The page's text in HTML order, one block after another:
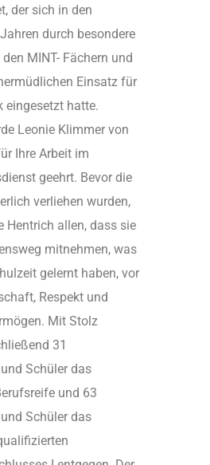
der sich in den
durch besondere
MINT- Fächern und
Einsatz für
eingesetzt hatte.
Leonie Klimmer von
Ihre Arbeit im
geehrt. Bevor die
verliehen wurden,
Hentrich allen, dass sie
mitnehmen, was
gelernt haben, vor
Respekt und
Mit Stolz
31
Schüler das
und 63
Schüler das